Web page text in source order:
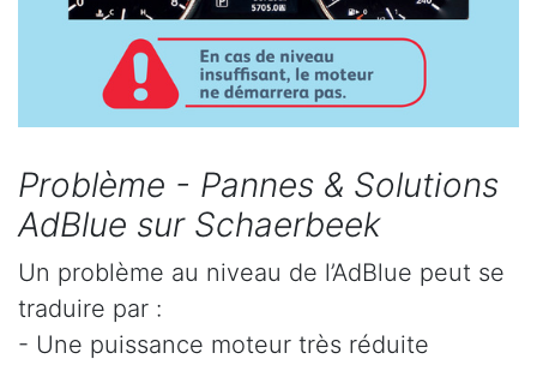
Problème - Pannes & Solutions
AdBlue sur Schaerbeek
Un problème au niveau de l’AdBlue peut se
traduire par :
- Une puissance moteur très réduite